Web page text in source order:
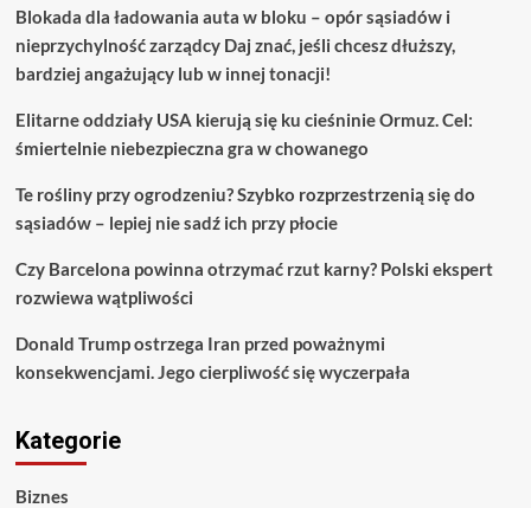
Blokada dla ładowania auta w bloku – opór sąsiadów i
nieprzychylność zarządcy Daj znać, jeśli chcesz dłuższy,
bardziej angażujący lub w innej tonacji!
Elitarne oddziały USA kierują się ku cieśninie Ormuz. Cel:
śmiertelnie niebezpieczna gra w chowanego
Te rośliny przy ogrodzeniu? Szybko rozprzestrzenią się do
sąsiadów – lepiej nie sadź ich przy płocie
Czy Barcelona powinna otrzymać rzut karny? Polski ekspert
rozwiewa wątpliwości
Donald Trump ostrzega Iran przed poważnymi
konsekwencjami. Jego cierpliwość się wyczerpała
Kategorie
Biznes